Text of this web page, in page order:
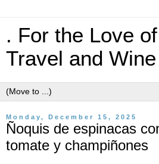
. For the Love
Travel and Wine
Monday, December 15, 2025
Ñoquis de espinacas
tomate y champiñones